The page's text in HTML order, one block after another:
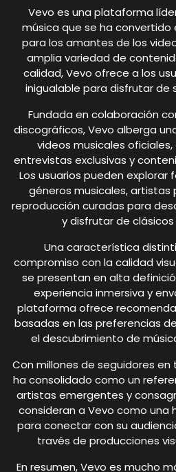
Vevo es una plataforma
música que se ha convertido
para los amantes de los
amplia variedad de
calidad, Vevo ofrece a los
inigualable para disfrutar de
Fundada en colaboración
discográficos, Vevo alberga
videos musicales
entrevistas exclusivas y
Los usuarios pueden
géneros musicales, artistas
reproducción curadas para
y disfrutar de
Una característica
compromiso con la calidad
se presentan en alta
experiencia inmersiva y
plataforma ofrece
basadas en las preferencias
el descubrimiento de
Con millones de seguidores en
ha consolidado como un
artistas emergentes y
consideran a Vevo como una
para conectar con su
través de producciones
En resumen, Vevo es mucho